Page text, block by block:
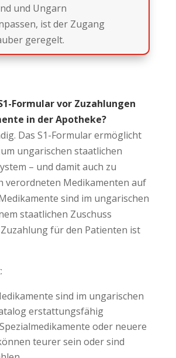
und Ungarn
ist der Zugang
geregelt.
Formular vor Zuzahlungen
in der Apotheke?
Das S1-Formular ermöglicht
ungarischen staatlichen
– und damit auch zu
verordneten Medikamenten auf
sind im ungarischen
staatlichen Zuschuss
für den Patienten ist
sind im ungarischen
erstattungsfähig
oder neuere
teurer sein oder sind